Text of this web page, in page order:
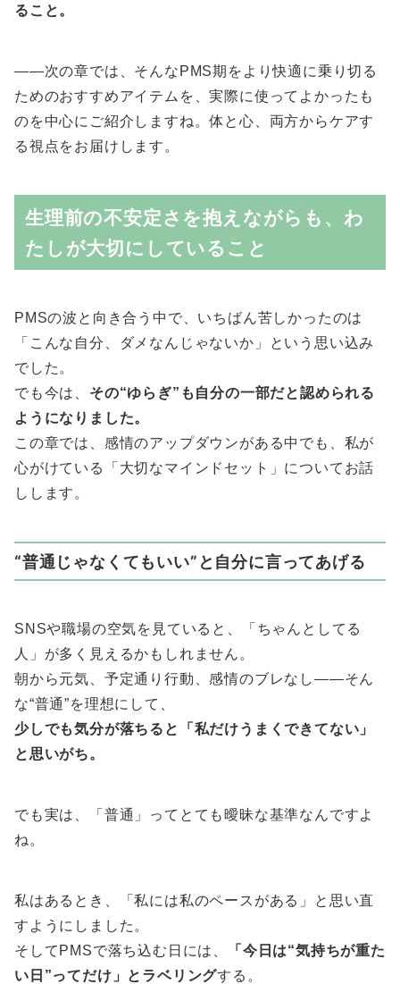
ること。
——次の章では、そんなPMS期をより快適に乗り切る
ためのおすすめアイテムを、実際に使ってよかったも
のを中心にご紹介しますね。体と心、両方からケアす
る視点をお届けします。
生理前の不安定さを抱えながらも、わ
たしが大切にしていること
PMSの波と向き合う中で、いちばん苦しかったのは
「こんな自分、ダメなんじゃないか」という思い込み
でした。
でも今は、 その“ゆらぎ”も自分の一部だと認められる
ようになりました。
この章では、感情のアップダウンがある中でも、私が
心がけている「大切なマインドセット」についてお話
しします。
“普通じゃなくてもいい”と自分に言ってあげる
SNSや職場の空気を見ていると、「ちゃんとしてる
人」が多く見えるかもしれません。
朝から元気、予定通り行動、感情のブレなし——そん
な“普通”を理想にして、
少しでも気分が落ちると「私だけうまくできてない」
と思いがち。
でも実は、「普通」ってとても曖昧な基準なんですよ
ね。
私はあるとき、「私には私のペースがある」と思い直
すようにしました。
そしてPMSで落ち込む日には、
「今日は“気持ちが重た
い日”ってだけ」とラベリングする。